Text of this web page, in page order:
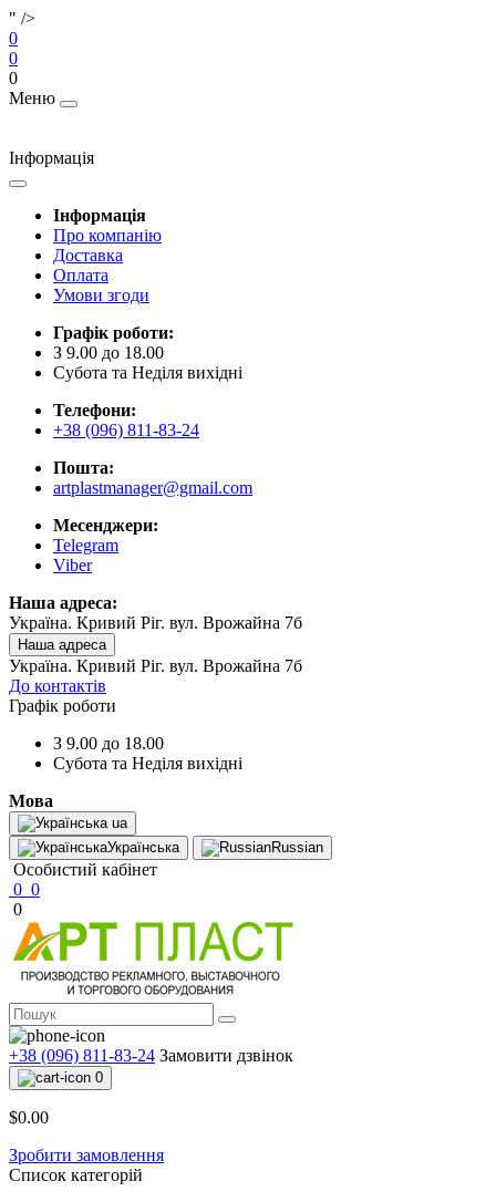
" />
0
0
0
Меню
Інформація
Інформація
Про компанію
Доставка
Оплата
Умови згоди
Графік роботи:
З 9.00 до 18.00
Субота та Неділя вихідні
Телефони:
+38 (096) 811-83-24
Пошта:
artplastmanager@gmail.com
Месенджери:
Telegram
Viber
Наша адреса:
Україна. Кривий Ріг. вул. Врожайна 7б
Наша адреса
Україна. Кривий Ріг. вул. Врожайна 7б
До контактів
Графік роботи
З 9.00 до 18.00
Субота та Неділя вихідні
Мова
ua
Українська
Russian
Особистий кабінет
0 0
0
+38 (096) 811-83-24 Замовити дзвінок
0
$0.00
Зробити замовлення
Список категорій